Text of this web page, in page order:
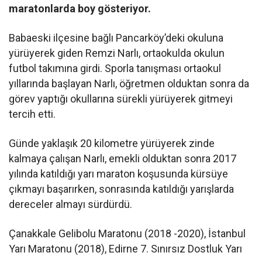
maratonlarda boy gösteriyor.
Babaeski ilçesine bağlı Pancarköy’deki okuluna
yürüyerek giden Remzi Narlı, ortaokulda okulun
futbol takımına girdi. Sporla tanışması ortaokul
yıllarında başlayan Narlı, öğretmen olduktan sonra da
görev yaptığı okullarına sürekli yürüyerek gitmeyi
tercih etti.
Günde yaklaşık 20 kilometre yürüyerek zinde
kalmaya çalışan Narlı, emekli olduktan sonra 2017
yılında katıldığı yarı maraton koşusunda kürsüye
çıkmayı başarırken, sonrasında katıldığı yarışlarda
dereceler almayı sürdürdü.
Çanakkale Gelibolu Maratonu (2018 -2020), İstanbul
Yarı Maratonu (2018), Edirne 7. Sınırsız Dostluk Yarı